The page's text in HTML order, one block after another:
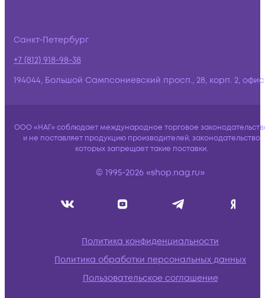
Санкт-Петербург
+7 (812) 918-98-38
194044, Большой Сампсониевский просп., 28, корп. 2,
ООО «НАГ» соблюдает международное торговое
и не поставляет продукцию производителей, законодательство
которых запрещает такие поставки.
© 1995-2026 «shop.nag.ru»
Политика конфиденциальности
Политика обработки персональных данных
Пользовательское соглашение